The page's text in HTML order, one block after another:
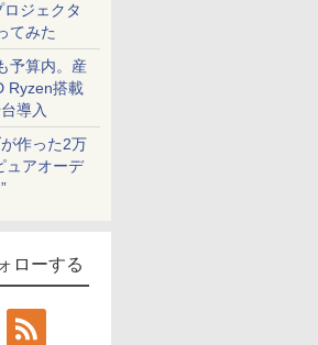
ジェクタ
てみた
予算内。産
Ryzen搭載
導入
作った2万
ュアオーデ
ローする